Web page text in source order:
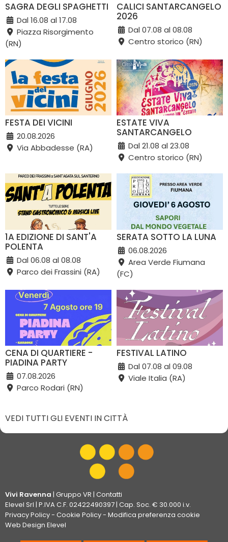
SAGRA DEGLI SPAGHETTI
Dal 16.08 al 17.08
Piazza Risorgimento
(RN)
CALICI SANTARCANGELO
2026
Dal 07.08 al 08.08
Centro storico (RN)
FESTA DEI VICINI
20.08.2026
Via Abbadesse (RA)
ESTATE VIVA
SANTARCANGELO
Dal 21.08 al 23.08
Centro storico (RN)
1A EDIZIONE DI SANT'A
POLENTA
Dal 06.08 al 08.08
Parco dei Frassini (RA)
SERATA SOTTO LA LUNA
06.08.2026
Area Verde Fiumana
(FC)
CENA DI QUARTIERE -
PIADINA PARTY
07.08.2026
Parco Rodari (RN)
FESTIVAL LATINO
Dal 07.08 al 09.08
Viale Italia (RA)
VEDI TUTTI GLI EVENTI IN CITTÀ
Vivi Ravenna | Gruppo VR | Contatti
Elevel Srl | P.IVA C.F. 02422490397 | Cap. Soc. € 30.000 i.v.
Privacy Policy- Cookie Policy- Modifica preferenza cookie
Web Design Elevel